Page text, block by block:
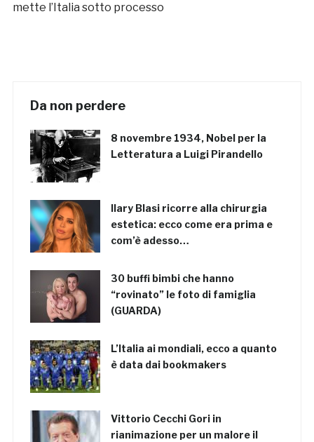
mette l’Italia sotto processo
Da non perdere
8 novembre 1934, Nobel per la
Letteratura a Luigi Pirandello
Ilary Blasi ricorre alla chirurgia
estetica: ecco come era prima e
com’è adesso…
30 buffi bimbi che hanno
“rovinato” le foto di famiglia
(GUARDA)
L’Italia ai mondiali, ecco a quanto
è data dai bookmakers
Vittorio Cecchi Gori in
rianimazione per un malore il